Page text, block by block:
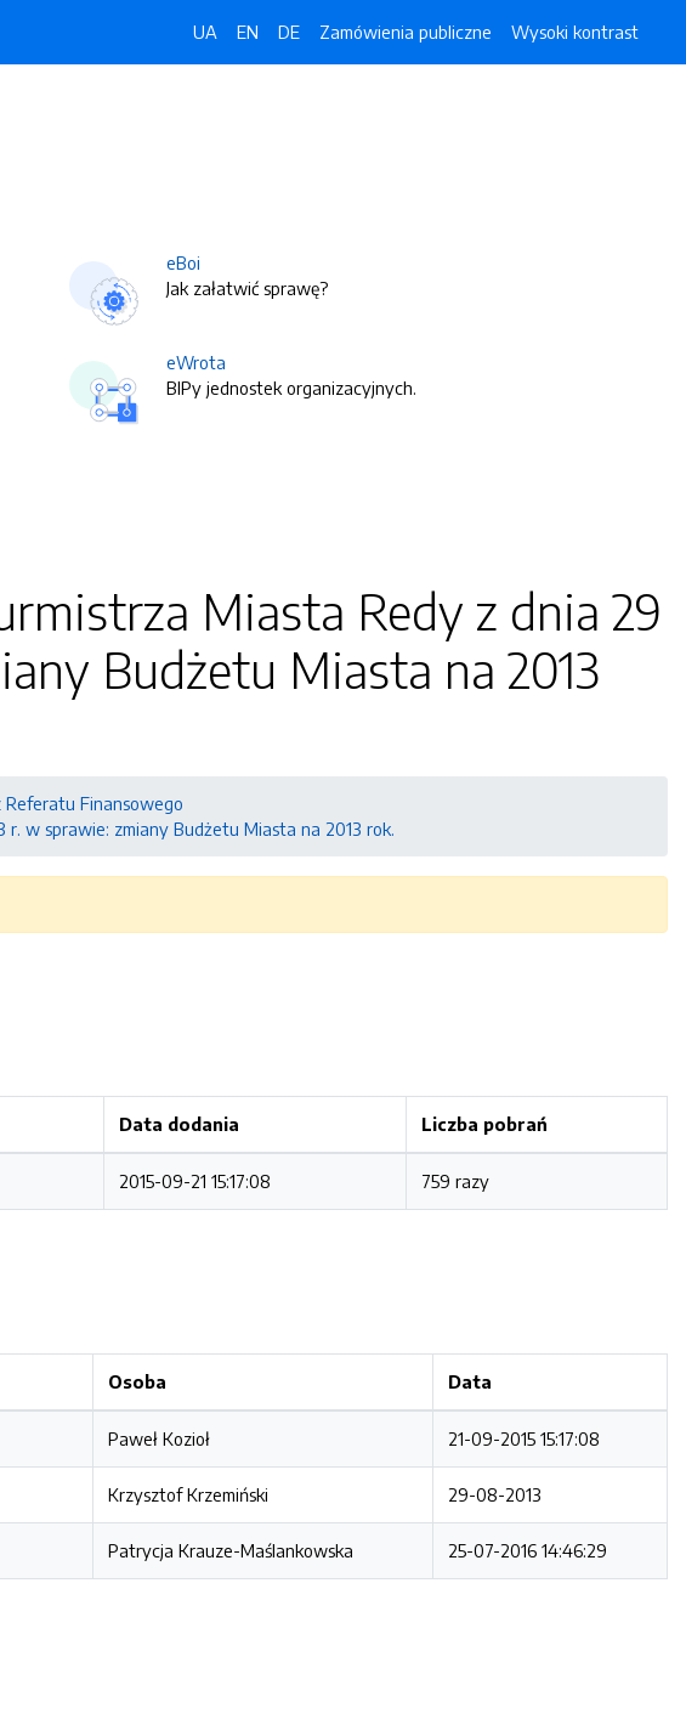
UA EN DE Zamówienia publiczne Wysoki kontrast
eBoi
Jak załatwić sprawę?
eWrota
BIPy jednostek organizacyjnych.
Miasta Redy z dnia 29
Budżetu Miasta na 2013
Referatu Finansowego
r. w sprawie: zmiany Budżetu Miasta na 2013 rok.
Data dodania Liczba pobrań
2015-09-21 15:17:08 759 razy
Osoba Data
Paweł Kozioł 21-09-2015 15:17:08
Krzysztof Krzemiński 29-08-2013
Patrycja Krauze-Maślankowska 25-07-2016 14:46:29